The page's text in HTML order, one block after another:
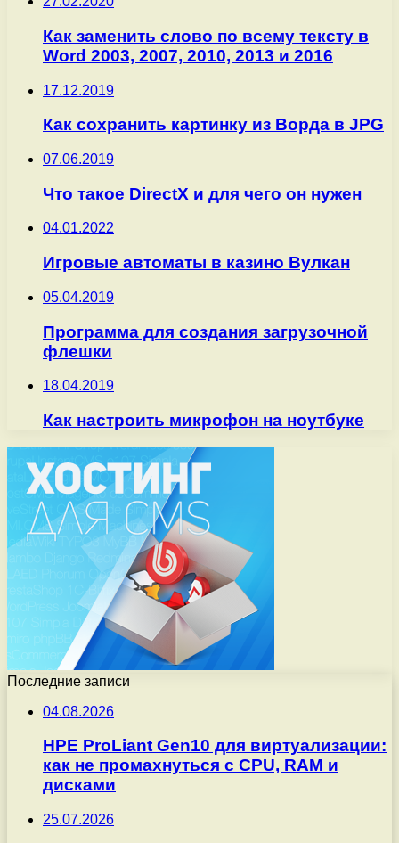
Как заменить слово по всему тексту в
Word 2003, 2007, 2010, 2013 и 2016
17.12.2019
Как сохранить картинку из Ворда в JPG
07.06.2019
Что такое DirectX и для чего он нужен
04.01.2022
Игровые автоматы в казино Вулкан
05.04.2019
Программа для создания загрузочной
флешки
18.04.2019
Как настроить микрофон на ноутбуке
Последние записи
04.08.2026
HPE ProLiant Gen10 для виртуализации:
как не промахнуться с CPU, RAM и
дисками
25.07.2026